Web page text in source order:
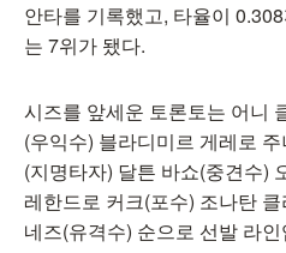
안타를 기록했고, 타율이
는 7위가 됐다.
시즈를 앞세운 토론토는 어니
(우익수) 블라디미르 게레로
(지명타자) 달튼 바쇼(중견수)
레한드로 커크(포수) 조나탄
네즈(유격수) 순으로 선발 라